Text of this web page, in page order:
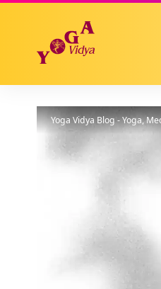
Yoga Vidya Blog - Yoga,